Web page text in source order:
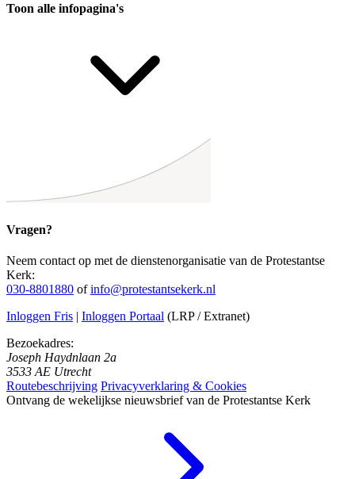
Toon alle infopagina's
Vragen?
Neem contact op met de dienstenorganisatie van de Protestantse
Kerk:
030-8801880 ofinfo@protestantsekerk.nl
Inloggen Fris | Inloggen Portaal (LRP / Extranet)
Bezoekadres:
Joseph Haydnlaan 2a
3533 AE Utrecht
Routebeschrijving Privacyverklaring & Cookies
Ontvang de wekelijkse nieuwsbrief van de Protestantse Kerk